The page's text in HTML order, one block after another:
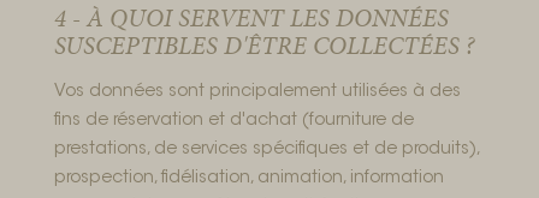
4 - À QUOI SERVENT LES DONNÉES
SUSCEPTIBLES D'ÊTRE COLLECTÉES ?
Vos données sont principalement utilisées à des
fins de réservation et d'achat (fourniture de
prestations, de services spécifiques et de produits),
prospection, fidélisation, animation, information